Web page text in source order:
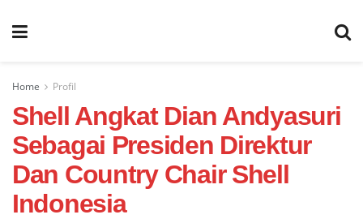
Home Profil
Shell Angkat Dian Andyasuri
Sebagai Presiden Direktur
Dan Country Chair Shell
Indonesia